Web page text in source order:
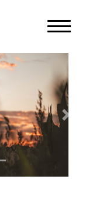
Next